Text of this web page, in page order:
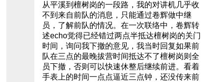
从平溪到檀树岗的一段路，我的对讲机几乎收
不到来自前队的消息，只能通过卷辉做中继
员，了解前队的情况。在一次联络中，卷辉转
述echo觉得已经错过两点半抵达檀树岗的关门
时间，询问我下撤的意见，我当时回复如果前
队在三点的最晚拔营时间抵达不了檀树岗则全
员下撤，否则可以快速休整后继续前进。看着
手表上的时间一点点逼近三点钟，还没传来前